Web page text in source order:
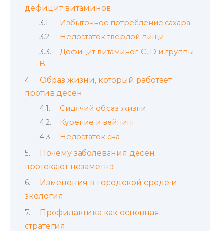
дефицит витаминов
Избыточное потребление сахара
Недостаток твёрдой пищи
Дефицит витаминов C, D и группы
B
Образ жизни, который работает
против дёсен
Сидячий образ жизни
Курение и вейпинг
Недостаток сна
Почему заболевания дёсен
протекают незаметно
Изменения в городской среде и
экология
Профилактика как основная
стратегия